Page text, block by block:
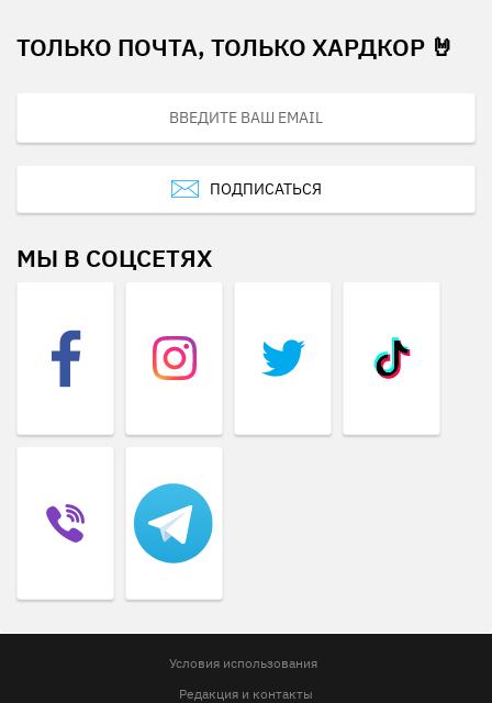
ТОЛЬКО ПОЧТА, ТОЛЬКО ХАРДКОР 🤘
ПОДПИСАТЬСЯ
МЫ В СОЦСЕТЯХ
Условия использования
Редакция и контакты